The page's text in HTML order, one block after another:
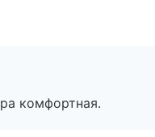
комфортная.